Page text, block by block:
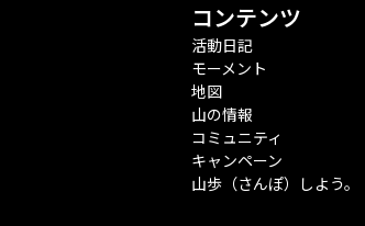
コンテンツ
活動日記
モーメント
地図
山の情報
コミュニティ
キャンペーン
山歩（さんぽ）しよう。